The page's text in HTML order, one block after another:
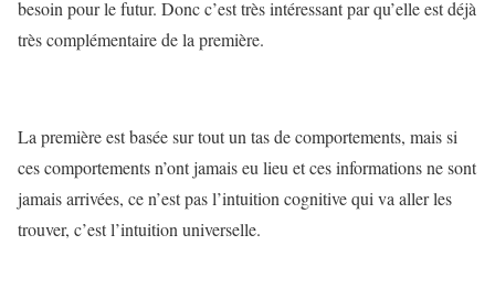
besoin pour le futur. Donc c’est très intéressant par qu’elle est déjà
très complémentaire de la première.
La première est basée sur tout un tas de comportements, mais si
ces comportements n’ont jamais eu lieu et ces informations ne sont
jamais arrivées, ce n’est pas l’intuition cognitive qui va aller les
trouver, c’est l’intuition universelle.